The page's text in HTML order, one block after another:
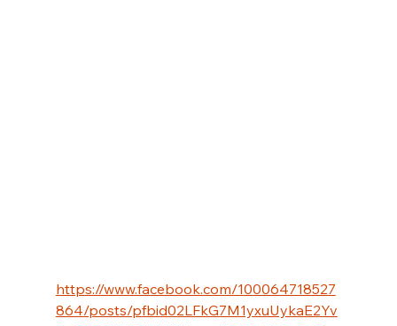
https://www.facebook.com/100064718527
864/posts/pfbid02LFkG7M1yxuUykaE2Yv